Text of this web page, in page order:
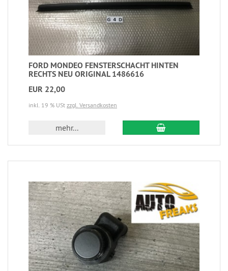
FORD MONDEO FENSTERSCHACHT HINTEN
RECHTS NEU ORIGINAL 1486616
EUR 22,00
inkl. 19 % USt zzgl. Versandkosten
mehr...